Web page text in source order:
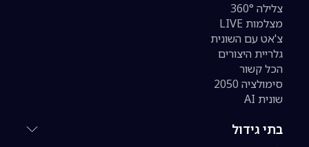
צלילה 360°
מצלמות LIVE
צ'אט עם השונית
גלריית היצורים
הכל קשור
סימולציה 2050
שונית AI
בתי גידול